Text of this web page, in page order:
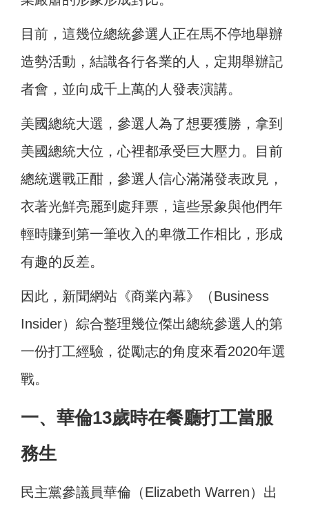
目前，這幾位總統參選人正在馬不停地舉辦
造勢活動，結識各行各業的人，定期舉辦記
者會，並向成千上萬的人發表演講。
美國總統大選，參選人為了想要獲勝，拿到
美國總統大位，心裡都承受巨大壓力。目前
總統選戰正酣，參選人信心滿滿發表政見，
衣著光鮮亮麗到處拜票，這些景象與他們年
輕時賺到第一筆收入的卑微工作相比，形成
有趣的反差。
因此，新聞網站《商業內幕》（Business
Insider）綜合整理幾位傑出總統參選人的第
一份打工經驗，從勵志的角度來看2020年選
戰。
一、華倫13歲時在餐廳打工當服
務生
民主黨參議員華倫（Elizabeth Warren）出